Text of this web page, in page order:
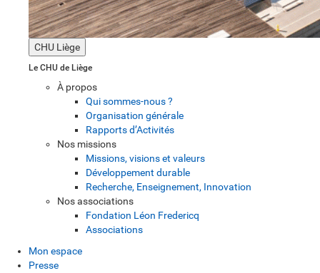
CHU Liège
Le CHU de Liège
À propos
Qui sommes-nous ?
Organisation générale
Rapports d’Activités
Nos missions
Missions, visions et valeurs
Développement durable
Recherche, Enseignement, Innovation
Nos associations
Fondation Léon Fredericq
Associations
Mon espace
Presse